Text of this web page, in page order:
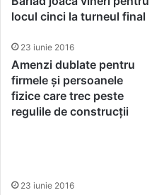
locul cinci la turneul final
23 iunie 2016
Amenzi dublate pentru
firmele și persoanele
fizice care trec peste
regulile de construcții
23 iunie 2016